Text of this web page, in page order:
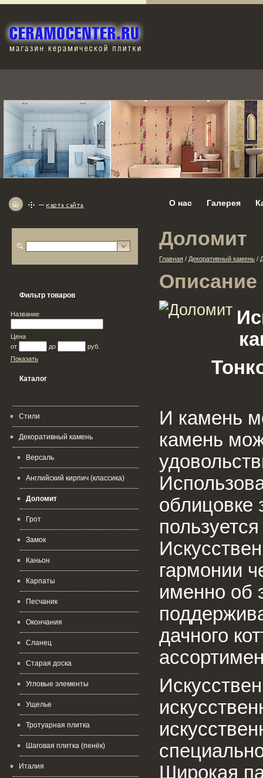
О нас Галерея
Фильтр товаров
Название
Цена
от
до
руб.
Показать
Каталог
Стили
Декоративный камень
Версаль
Английский кирпич (классика)
Доломит
Грот
Замок
Каньон
Карпаты
Песчаник
Окончания
Сланец
Старая доска
Угловые элементы
Ущелье
Тротуарная плитка
Шаговая плитка (пенёк)
Италия
Доломит
Главная / Декоративный камень /
Описание
И камень
камень
облицовке
гармонии
именно об
дачного
Широкая